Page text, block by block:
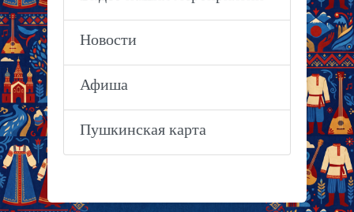
Новости
Афиша
Пушкинская карта